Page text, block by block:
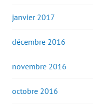
janvier 2017
décembre 2016
novembre 2016
octobre 2016